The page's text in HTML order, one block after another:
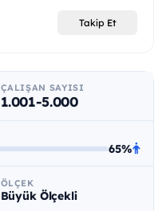
Takip Et
ÇALIŞAN SAYISI
1.001-5.000
65%
ÖLÇEK
Büyük Ölçekli